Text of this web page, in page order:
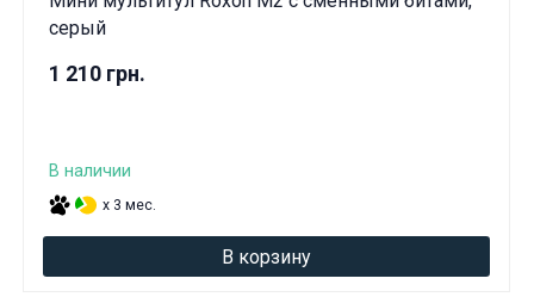
серый
1 210 грн.
В наличии
x 3 мес.
В корзину